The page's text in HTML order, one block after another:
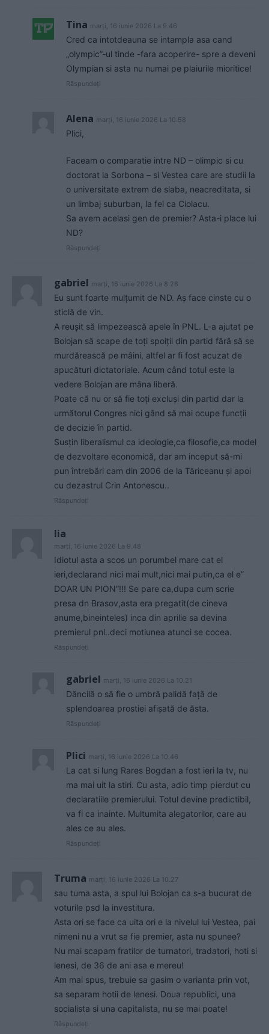
Tina marți, 16 iunie 2026 La 9.46
Cred ca intotdeauna se intampla asa cand
„olympic”-ul tinde -fara acoperire- spre a deveni
Olympian si asta nu numai pe plaiurile mioritice!
Răspundeți
Alena marți, 16 iunie 2026 La 10.58
Plici,
Faceam o comparatie intre ND – olimpic si cu
doctorat la Sorbona – si Vestea care are studii la
o universitate extrem de slaba, neacreditata, si
un limbaj suburban, la fel ca Ciolacu.
Sa avem acelasi gen de premier? Asta-i place lui
ND?
Răspundeți
gabriel marți, 16 iunie 2026 La 8.28
Eu sunt foarte mulțumit de ND. Aș face cinste cu o
sticlă de vin.
A reușit să limpezească apele în PNL. L-a ajutat pe
Bolojan să scape de toți spoiții din partid fără să se
murdărească pe mâini, altfel ar fi fost acuzat de
apucături dictatoriale. Acum când totul este la
vedere Bolojan are mâna liberă.
Poate că nu or să fie toți excluși din partid dar la
următorul Congres nici gând să mai ocupe funcții
de decizie în partid.
Susțin liberalismul ca ideologie,ca filosofie,ca model
de dezvoltare economică, dar am inceput să-mi
pun întrebări cam din 2006 de la Tăriceanu și apoi
cu dezastrul Crin Antonescu..
Răspundeți
lia
marți, 16 iunie 2026 La 9.48
Idiotul asta a scos un porumbel mare cat el
ieri,declarand nici mai mult,nici mai putin,ca el e”
DOAR UN PION”!!! Se pare ca,dupa cum scrie
presa dn Brasov,asta era pregatit(de cineva
anume,bineinteles) inca din aprilie sa devina
premierul pnl..deci motiunea atunci se cocea.
Răspundeți
gabriel marți, 16 iunie 2026 La 10.21
Dăncilă o să fie o umbră palidă față de
splendoarea prostiei afișată de ăsta.
Răspundeți
Plici marți, 16 iunie 2026 La 10.46
La cat si lung Rares Bogdan a fost ieri la tv, nu
ma mai uit la stiri. Cu asta, adio timp pierdut cu
declaratiile premierului. Totul devine predictibil,
va fi ca inainte. Multumita alegatorilor, care au
ales ce au ales.
Răspundeți
Truma marți, 16 iunie 2026 La 10.27
sau tuma asta, a spul lui Bolojan ca s-a bucurat de
voturile psd la investitura.
Asta ori se face ca uita ori e la nivelul lui Vestea, pai
nimeni nu a vrut sa fie premier, asta nu spunee?
Nu mai scapam fratilor de turnatori, tradatori, hoti si
lenesi, de 36 de ani asa e mereu!
Am mai spus, trebuie sa gasim o varianta prin vot,
sa separam hotii de lenesi. Doua republici, una
socialista si una capitalista, nu se mai poate!
Răspundeți